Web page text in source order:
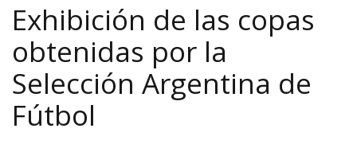
Exhibición de las copas
obtenidas por la
Selección Argentina de
Fútbol